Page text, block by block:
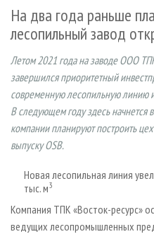
ДЕРЕВООБРАБОТКА
СУШКА ДРЕВЕСИНЫ
ПРОИЗВОДСТВО
ДЕРЕВЯННОЕ
ПРОИЗВОДСТВО МЕБЕЛИ
БИОЭНЕРГЕТИКА
ЦБП
ИНСТРУМЕНТ И МАТЕРИАЛЫ
НОВОСТИ КОМПАНИЙ
ЛЕСНЫЕ РЕГИОНЫ РОССИИ
ПЕРСОНЫ
МОБИЛЬНЫЕ ВЫСТАВКИ
ОФИЦИАЛЬНЫЕ
ПРИОРИТЕТНЫЕ
RUSSIAN FORESTRY REVIEW
ГАЗЕТА ЛЕСПРОМФОРУМ
БИБЛИОТЕКА СПЕЦИАЛИСТА
СТАТЬИ
О ЖУРНАЛЕ
ПОДПИСКА
КОНТАКТЫ
РЕКЛАМОДАТЕЛЯМ
РЕКЛАМА
РЕКЛАМА НА САЙТЕ
На два года раньше
лесопильный завод
Летом 2021 года на заводе ООО
завершился приоритетный
современную лесопильную линию
В следующем году здесь начнется
компании планируют построить
выпуску OSB.
Новая лесопильная линия
тыс. м3
Компания ТПК «Восток-ресурс»
ведущих лесопромышленных